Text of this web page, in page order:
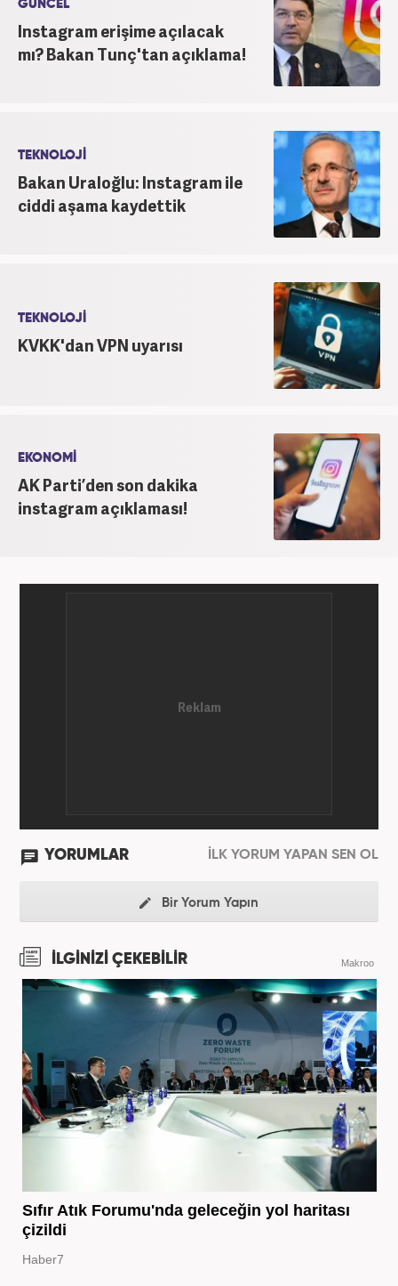
GÜNCEL
Instagram erişime açılacak
mı? Bakan Tunç'tan açıklama!
TEKNOLOJİ
Bakan Uraloğlu: Instagram ile
ciddi aşama kaydettik
TEKNOLOJİ
KVKK'dan VPN uyarısı
EKONOMİ
AK Parti’den son dakika
instagram açıklaması!
YORUMLAR İLK YORUM YAPAN SEN OL
Bir Yorum Yapın
İLGİNİZİ ÇEKEBİLİR Makroo
Sıfır Atık Forumu'nda geleceğin yol haritası
çizildi
Haber7